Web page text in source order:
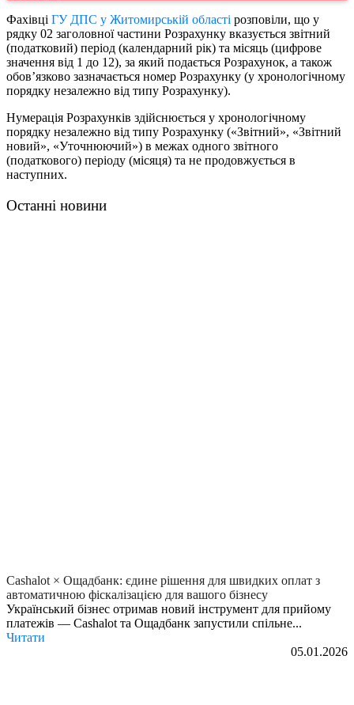
Фахівці ГУ ДПС у Житомирській області розповіли, що у
рядку 02 заголовної частини Розрахунку вказується звітний
(податковий) період (календарний рік) та місяць (цифрове
значення від 1 до 12), за який подається Розрахунок, а також
обов’язково зазначається номер Розрахунку (у хронологічному
порядку незалежно від типу Розрахунку).
Нумерація Розрахунків здійснюється у хронологічному
порядку незалежно від типу Розрахунку («Звітний», «Звітний
новий», «Уточнюючий») в межах одного звітного
(податкового) періоду (місяця) та не продовжується в
наступних.
Останні новини
Cashalot × Ощадбанк: єдине рішення для швидких оплат з
автоматичною фіскалізацією для вашого бізнесу
Український бізнес отримав новий інструмент для прийому
платежів — Cashalot та Ощадбанк запустили спільне...
Читати
05.01.2026